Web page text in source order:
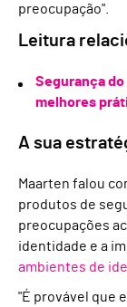
preocupação".
Leitura
Segurança
melhores
A sua
Maarten falou
produtos de
preocupações
identidade e a
ambientes de
"É provável que